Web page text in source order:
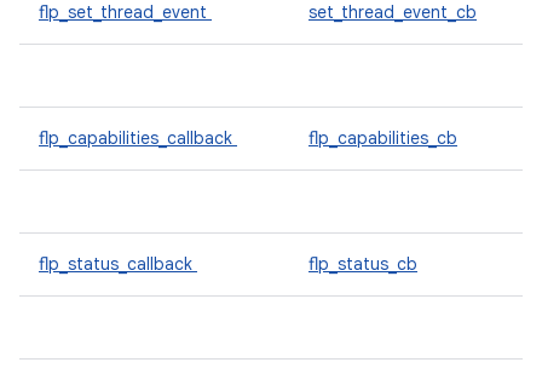
flp_set_thread_event set_thread_event_cb
flp_capabilities_callback flp_capabilities_cb
flp_status_callback flp_status_cb